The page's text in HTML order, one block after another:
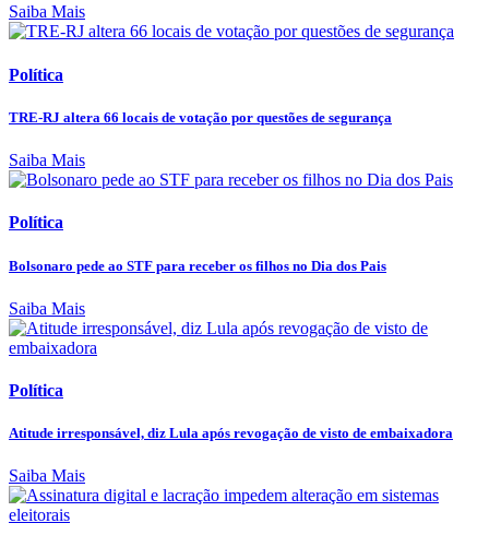
Saiba Mais
Política
TRE-RJ altera 66 locais de votação por questões de segurança
Saiba Mais
Política
Bolsonaro pede ao STF para receber os filhos no Dia dos Pais
Saiba Mais
Política
Atitude irresponsável, diz Lula após revogação de visto de embaixadora
Saiba Mais